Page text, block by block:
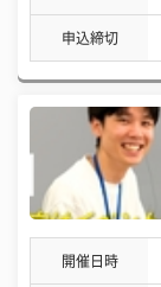
申込締切
開催日時